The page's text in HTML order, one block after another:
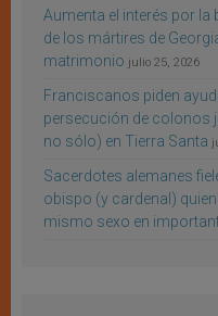
Aumenta el interés por
de los mártires de
matrimonio julio 25, 2026
Franciscanos piden
persecución de colonos
no sólo) en Tierra Santa
Sacerdotes alemanes
obispo (y cardenal)
mismo sexo en